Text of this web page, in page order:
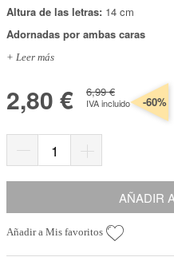
Somos Kimidori
Altura de las letras: 14 cm
Adornadas por ambas caras
+ Leer más
2,80 € 6,99 €
IVA incluido -60%
AÑADIR
Añadir a Mis favoritos